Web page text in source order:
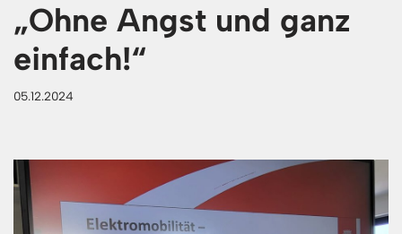
„Ohne Angst und ganz
einfach!“
05.12.2024